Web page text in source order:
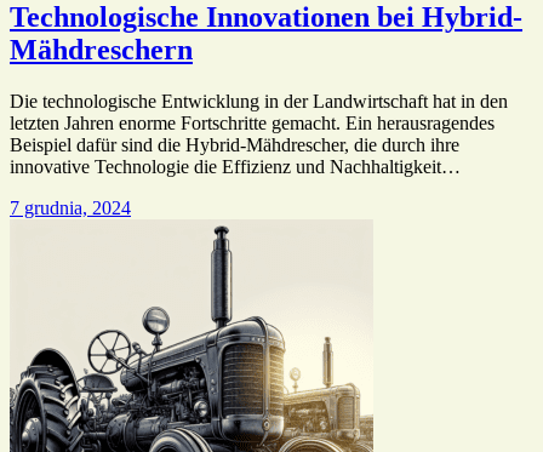
Technologische Innovationen bei Hybrid-
Mähdreschern
Die technologische Entwicklung in der Landwirtschaft hat in den
letzten Jahren enorme Fortschritte gemacht. Ein herausragendes
Beispiel dafür sind die Hybrid-Mähdrescher, die durch ihre
innovative Technologie die Effizienz und Nachhaltigkeit…
7 grudnia, 2024